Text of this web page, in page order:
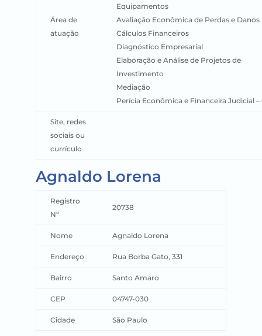
Área de
atuação
Equipamentos
Avaliação Econômica de Perdas e Danos
Cálculos Financeiros
Diagnóstico Empresarial
Elaboração e Análise de Projetos de
Investimento
Mediação
Perícia Econômica e Financeira Judicial –
Site, redes
sociais ou
currículo
Agnaldo Lorena
Registro
Nº
20738
Nome Agnaldo Lorena
Endereço Rua Borba Gato, 331
Bairro Santo Amaro
CEP 04747-030
Cidade São Paulo